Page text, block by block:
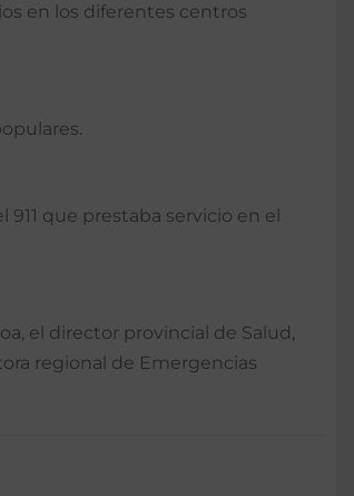
en los diferentes centros
que prestaba servicio en el
el director provincial de Salud,
regional de Emergencias